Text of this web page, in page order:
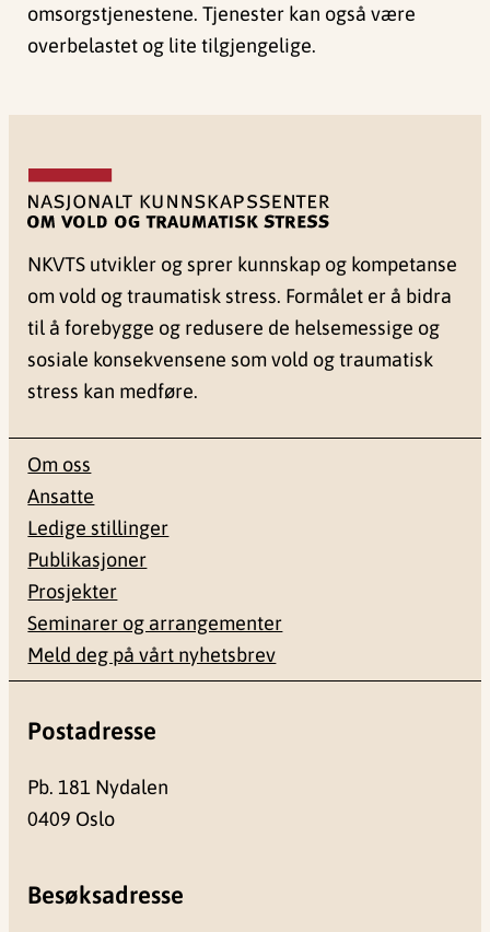
omsorgstjenestene. Tjenester kan også være
overbelastet og lite tilgjengelige.
NKVTS utvikler og sprer kunnskap og kompetanse
om vold og traumatisk stress. Formålet er å bidra
til å forebygge og redusere de helsemessige og
sosiale konsekvensene som vold og traumatisk
stress kan medføre.
Om oss
Ansatte
Ledige stillinger
Publikasjoner
Prosjekter
Seminarer og arrangementer
Meld deg på vårt nyhetsbrev
Postadresse
Pb. 181 Nydalen
0409 Oslo
Besøksadresse